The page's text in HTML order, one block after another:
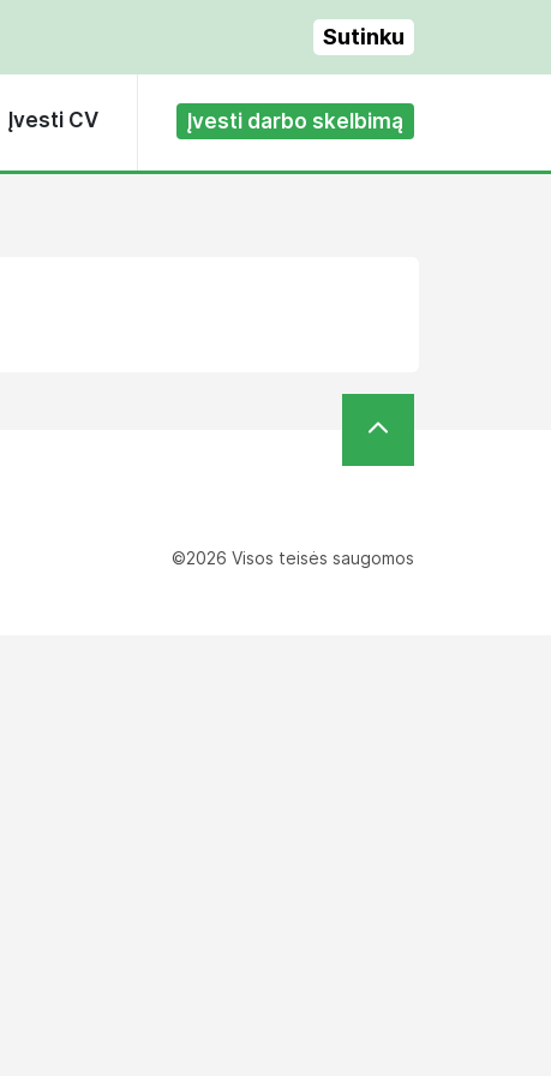
Sutinku
Įvesti CV Įvesti darbo skelbimą
©2026 Visos teisės saugomos